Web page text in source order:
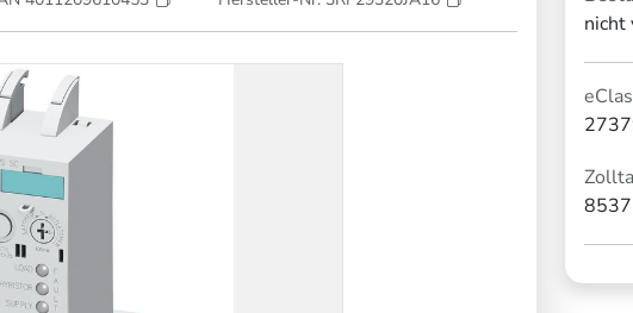
nicht